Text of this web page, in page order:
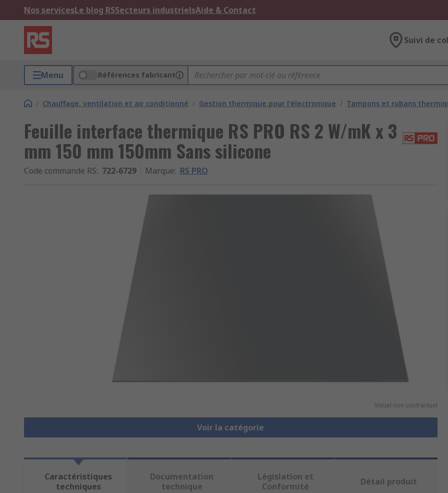
Nos servicesLe blog RSSecteurs industrielsAide & Contact
Suivi de
Menu Références fabricant
/ Chauffage, ventilation et air conditionné / Gestion thermique pour l'électronique / Tampons et rubans
Feuille interface thermique RS PRO RS 2 W/mK x 3
mm 150 mm 150mm Sans silicone
Code commande RS: 722-6729 Marque: RS PRO
Visuel non contractuel
Voir la catégorie
Caractéristiques
techniques
Documentation
technique
Législation et
Conformité
Détail produit